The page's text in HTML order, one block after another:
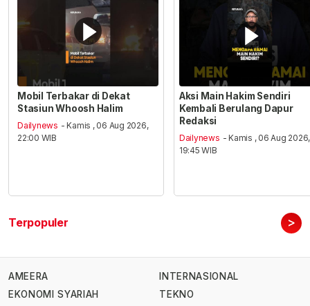
Mobil Terbakar di Dekat
Stasiun Whoosh Halim
Dailynews - Kamis , 06 Aug 2026,
22:00 WIB
Aksi Main Hakim Sendiri
Kembali Berulang Dapur
Redaksi
Dailynews - Kamis , 06 Aug 2026,
19:45 WIB
Terpopuler >
AMEERA
EKONOMI SYARIAH
INTERNASIONAL
TEKNO